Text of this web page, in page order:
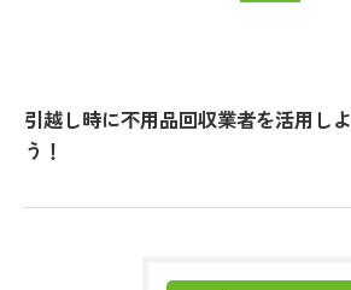
引越し時に不用品回収業者を活用しよ
う！